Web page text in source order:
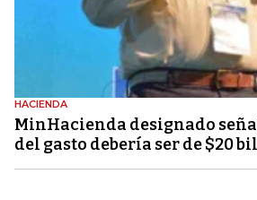
HACIENDA
MinHacienda designado
del gasto debería ser de $20